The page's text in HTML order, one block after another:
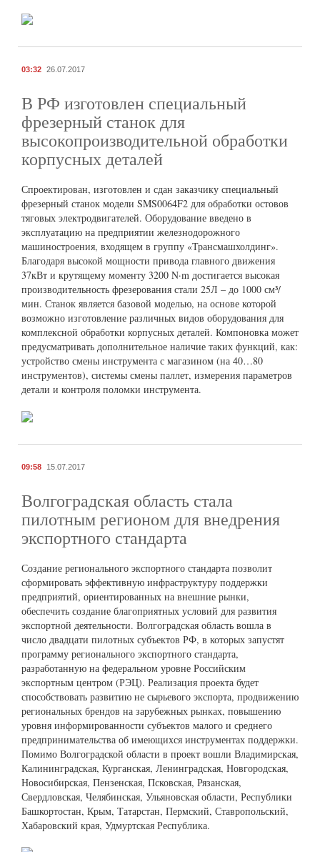
03:32 26.07.2017
В РФ изготовлен специальный
фрезерный станок для
высокопроизводительной обработки
корпусных деталей
Спроектирован, изготовлен и сдан заказчику специальный
фрезерный станок модели SMS0064F2 для обработки остовов
тяговых электродвигателей. Оборудование введено в
эксплуатацию на предприятии железнодорожного
машиностроения, входящем в группу «Трансмашхолдинг».
Благодаря высокой мощности привода главного движения
37кВт и крутящему моменту 3200 N·m достигается высокая
производительность фрезерования стали 25Л – до 1000 см³/
мин. Станок является базовой моделью, на основе которой
возможно изготовление различных видов оборудования для
комплексной обработки корпусных деталей. Компоновка может
предусматривать дополнительное наличие таких функций, как:
устройство смены инструмента с магазином (на 40…80
инструментов), системы смены паллет, измерения параметров
детали и контроля поломки инструмента.
09:58 15.07.2017
Волгоградская область стала
пилотным регионом для внедрения
экспортного стандарта
Создание регионального экспортного стандарта позволит
сформировать эффективную инфраструктуру поддержки
предприятий, ориентированных на внешние рынки,
обеспечить создание благоприятных условий для развития
экспортной деятельности. Волгоградская область вошла в
число двадцати пилотных субъектов РФ, в которых запустят
программу регионального экспортного стандарта,
разработанную на федеральном уровне Российским
экспортным центром (РЭЦ). Реализация проекта будет
способствовать развитию не сырьевого экспорта, продвижению
региональных брендов на зарубежных рынках, повышению
уровня информированности субъектов малого и среднего
предпринимательства об имеющихся инструментах поддержки.
Помимо Волгоградской области в проект вошли Владимирская,
Калининградская, Курганская, Ленинградская, Новгородская,
Новосибирская, Пензенская, Псковская, Рязанская,
Свердловская, Челябинская, Ульяновская области, Республики
Башкортостан, Крым, Татарстан, Пермский, Ставропольский,
Хабаровский края, Удмуртская Республика.